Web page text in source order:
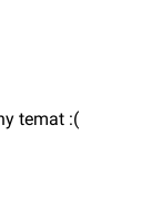
temat :(